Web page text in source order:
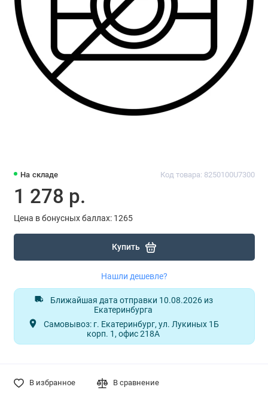
На складе Код товара: 8250100U7300
1 278 р.
Цена в бонусных баллах: 1265
Купить
Нашли дешевле?
Ближайшая дата отправки 10.08.2026 из
Екатеринбурга
Самовывоз: г. Екатеринбург, ул. Лукиных 1Б
корп. 1, офис 218А
В избранное В сравнение